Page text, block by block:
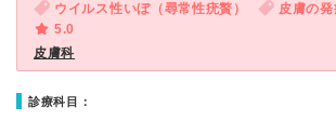
ウイルス性いぼ（尋常性疣贅）
皮膚の
5.0
皮膚科
診療科目：